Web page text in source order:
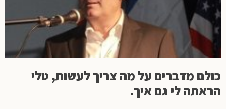
כולם מדברים על מה צריך לעשות, טלי
הראתה לי גם איך.